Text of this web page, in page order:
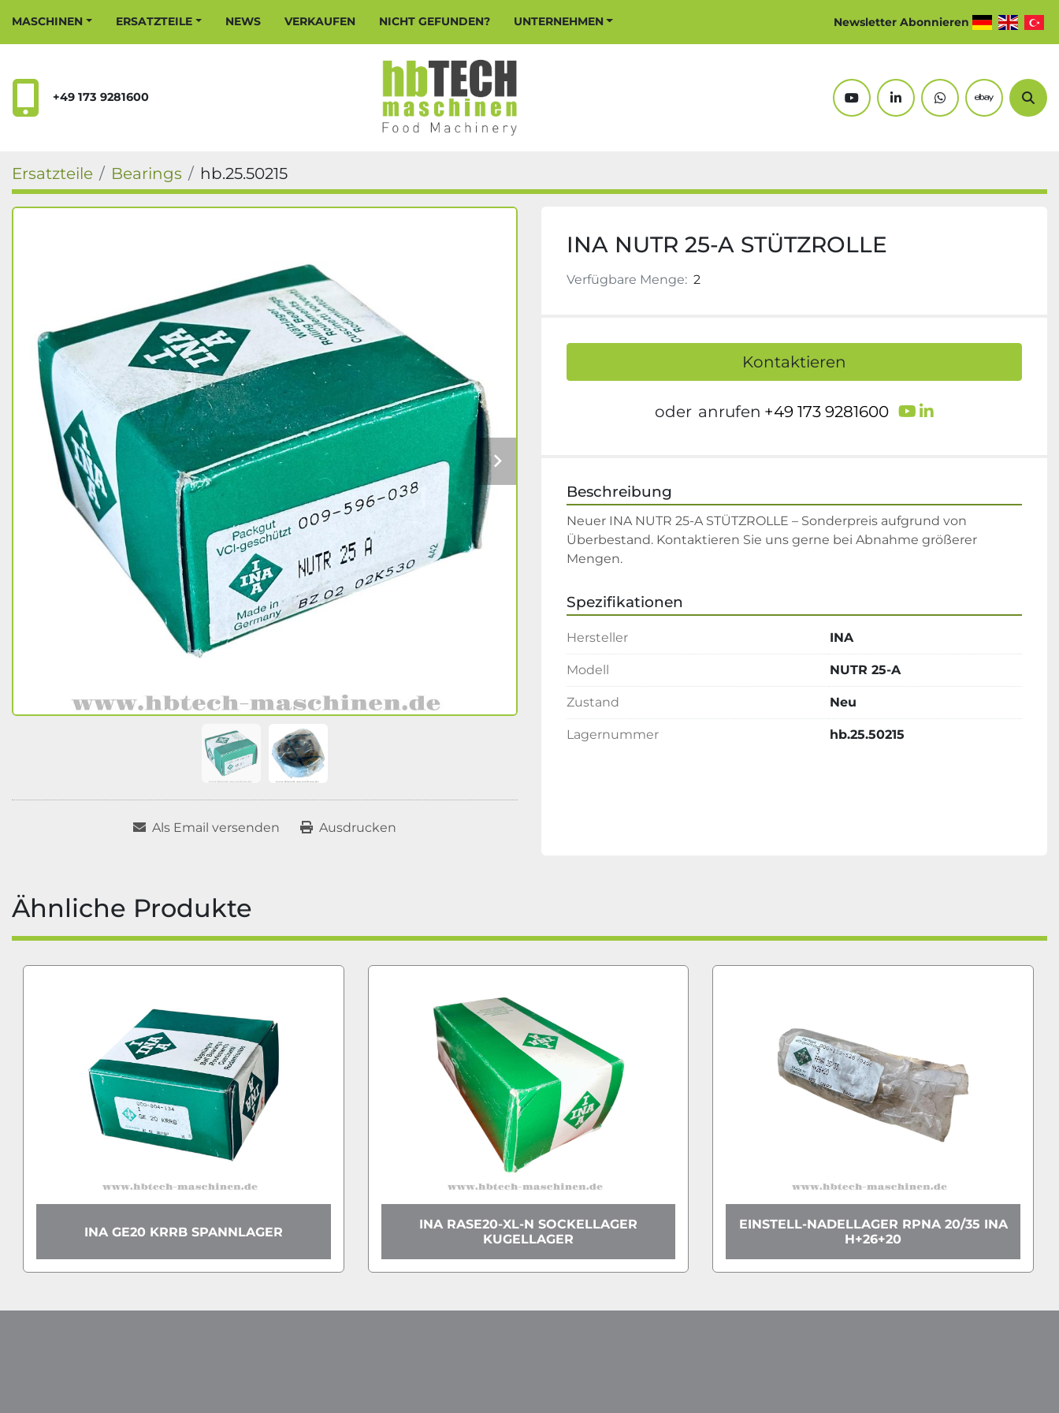
MASCHINEN ERSATZTEILE NEWS VERKAUFEN NICHT GEFUNDEN? UNTERNEHMEN Newsletter Abonnieren
+49 173 9281600
youtubelinkedinwhatsappebay
Ersatzteile Bearings hb.25.50215
Als Email versenden Ausdrucken
INA NUTR 25-A STÜTZROLLE
Verfügbare Menge: 2
Kontaktieren
oder anrufen +49 173 9281600 youtube
linkedin
Beschreibung
Neuer INA NUTR 25-A STÜTZROLLE – Sonderpreis aufgrund von
Überbestand. Kontaktieren Sie uns gerne bei Abnahme größerer
Mengen.
Spezifikationen
Hersteller INA
Modell NUTR 25-A
Zustand Neu
Lagernummer hb.25.50215
Ähnliche Produkte
INA GE20 KRRB SPANNLAGER
INA RASE20-XL-N SOCKELLAGER
KUGELLAGER
EINSTELL-NADELLAGER RPNA 20/35 INA
H+26+20